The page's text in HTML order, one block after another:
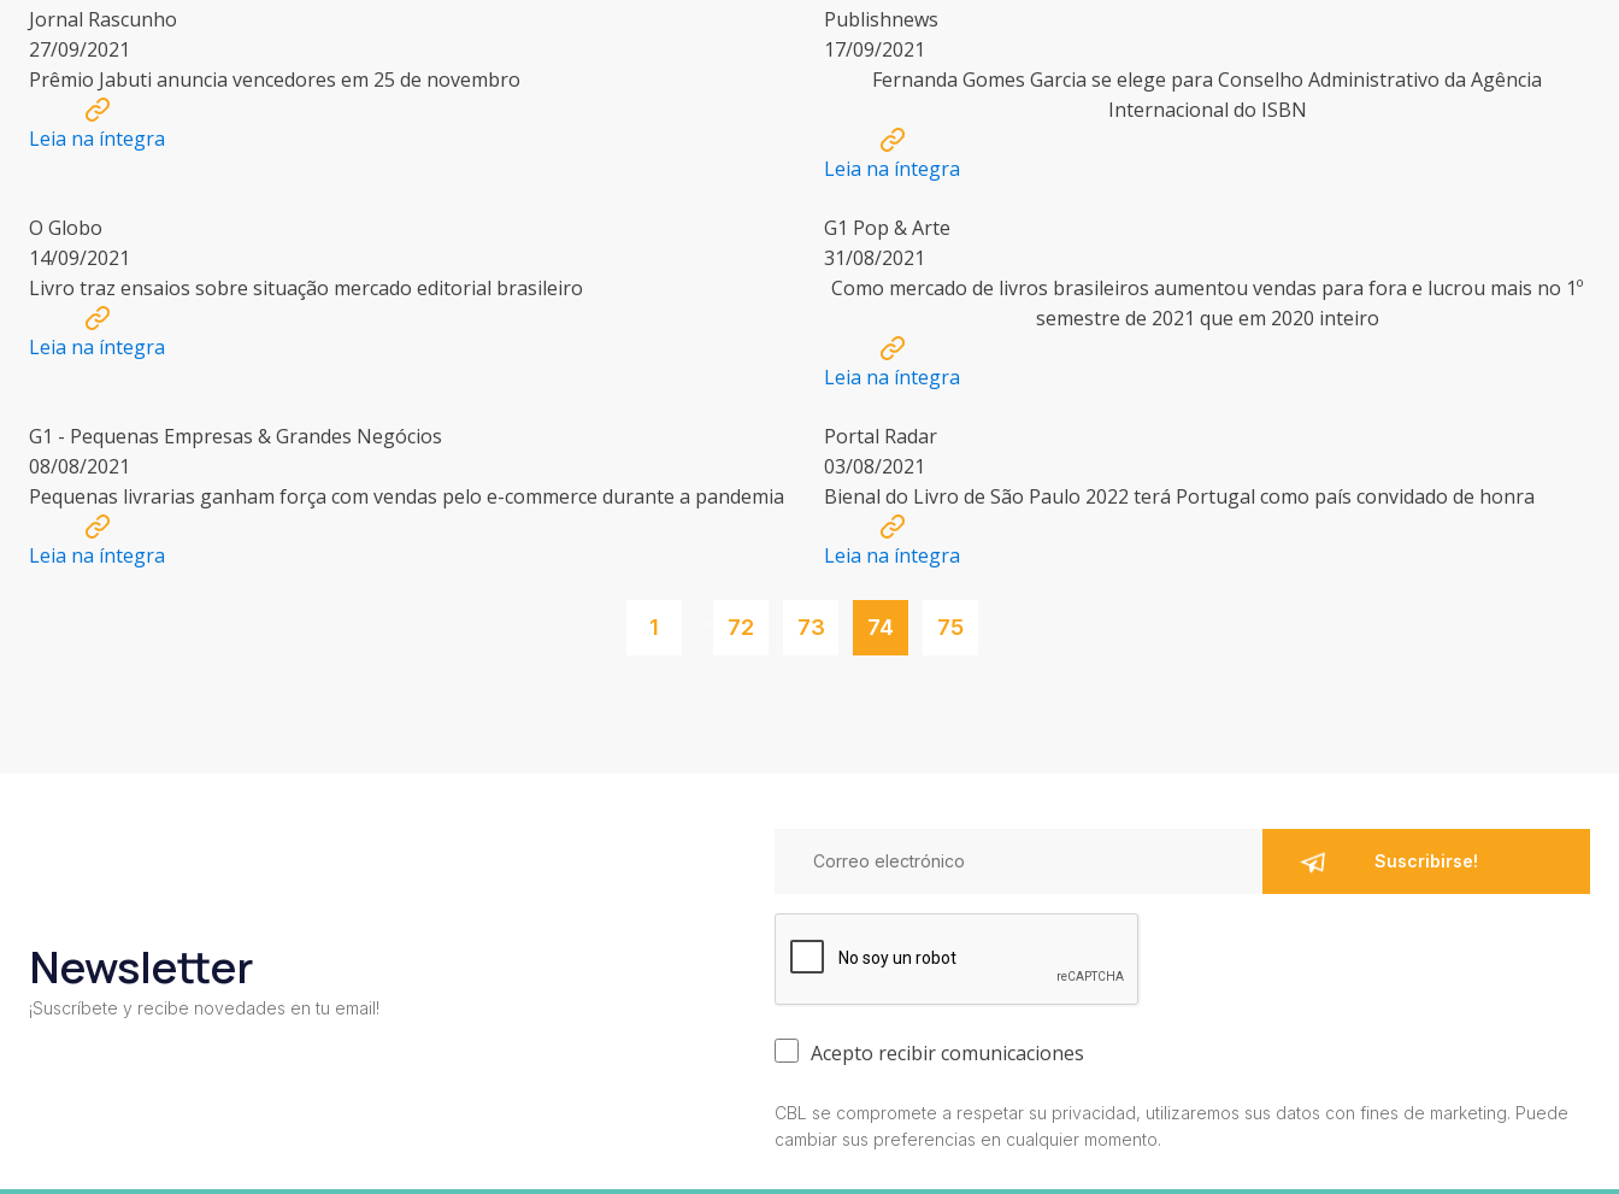
Jornal Rascunho
27/09/2021
Prêmio Jabuti anuncia vencedores em 25 de novembro
Leia na íntegra
Publishnews
17/09/2021
Fernanda Gomes Garcia se elege para Conselho Administrativo da Agência
Internacional do ISBN
Leia na íntegra
O Globo
14/09/2021
Livro traz ensaios sobre situação mercado editorial brasileiro
Leia na íntegra
G1 Pop & Arte
31/08/2021
Como mercado de livros brasileiros aumentou vendas para fora e lucrou mais no 1º
semestre de 2021 que em 2020 inteiro
Leia na íntegra
G1 - Pequenas Empresas & Grandes Negócios
08/08/2021
Pequenas livrarias ganham força com vendas pelo e-commerce durante a pandemia
Leia na íntegra
Portal Radar
03/08/2021
Bienal do Livro de São Paulo 2022 terá Portugal como país convidado de honra
Leia na íntegra
1 72 73 74 75
Newsletter
¡Suscríbete y recibe novedades en tu email!
Acepto recibir comunicaciones
CBL se compromete a respetar su privacidad, utilizaremos sus datos con fines de marketing. Puede
cambiar sus preferencias en cualquier momento.